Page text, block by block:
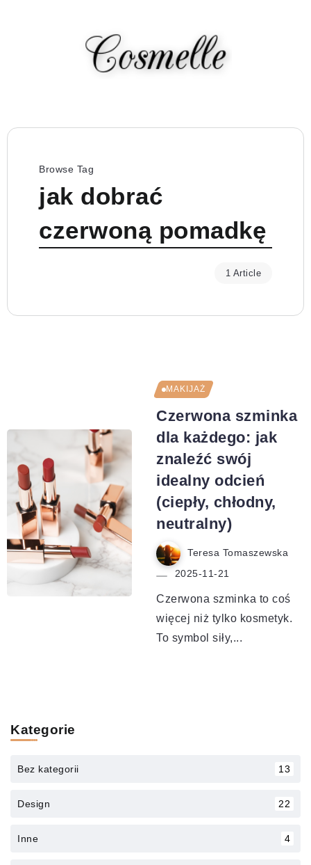
Browse Tag
jak dobrać
czerwoną pomadkę
1 Article
MAKIJAŻ
Czerwona szminka
dla każdego: jak
znaleźć swój
idealny odcień
(ciepły, chłodny,
neutralny)
Teresa Tomaszewska
2025-11-21
Czerwona szminka to coś
więcej niż tylko kosmetyk.
To symbol siły,...
Kategorie
Bez kategorii 13
Design 22
Inne 4